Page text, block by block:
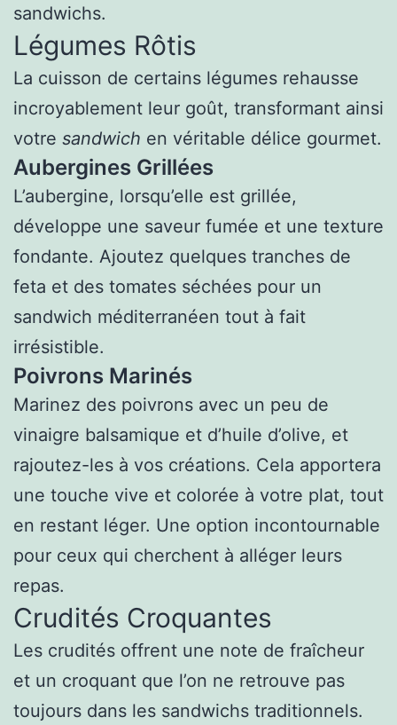
sandwichs.
Légumes Rôtis
La cuisson de certains légumes rehausse
incroyablement leur goût, transformant ainsi
votre sandwich en véritable délice gourmet.
Aubergines Grillées
L’aubergine, lorsqu’elle est grillée,
développe une saveur fumée et une texture
fondante. Ajoutez quelques tranches de
feta et des tomates séchées pour un
sandwich méditerranéen tout à fait
irrésistible.
Poivrons Marinés
Marinez des poivrons avec un peu de
vinaigre balsamique et d’huile d’olive, et
rajoutez-les à vos créations. Cela apportera
une touche vive et colorée à votre plat, tout
en restant léger. Une option incontournable
pour ceux qui cherchent à alléger leurs
repas.
Crudités Croquantes
Les crudités offrent une note de fraîcheur
et un croquant que l’on ne retrouve pas
toujours dans les sandwichs traditionnels.